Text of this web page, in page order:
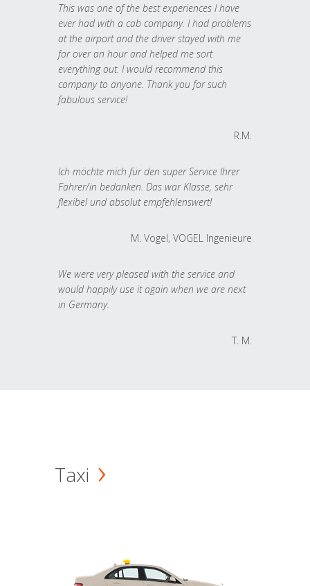
This was one of the best experiences I have
ever had with a cab company. I had problems
at the airport and the driver stayed with me
for over an hour and helped me sort
everything out. I would recommend this
company to anyone. Thank you for such
fabulous service!
R.M.
Ich möchte mich für den super Service Ihrer
Fahrer/in bedanken. Das war Klasse, sehr
flexibel und absolut empfehlenswert!
M. Vogel, VOGEL Ingenieure
We were very pleased with the service and
would happily use it again when we are next
in Germany.
T. M.
Taxi